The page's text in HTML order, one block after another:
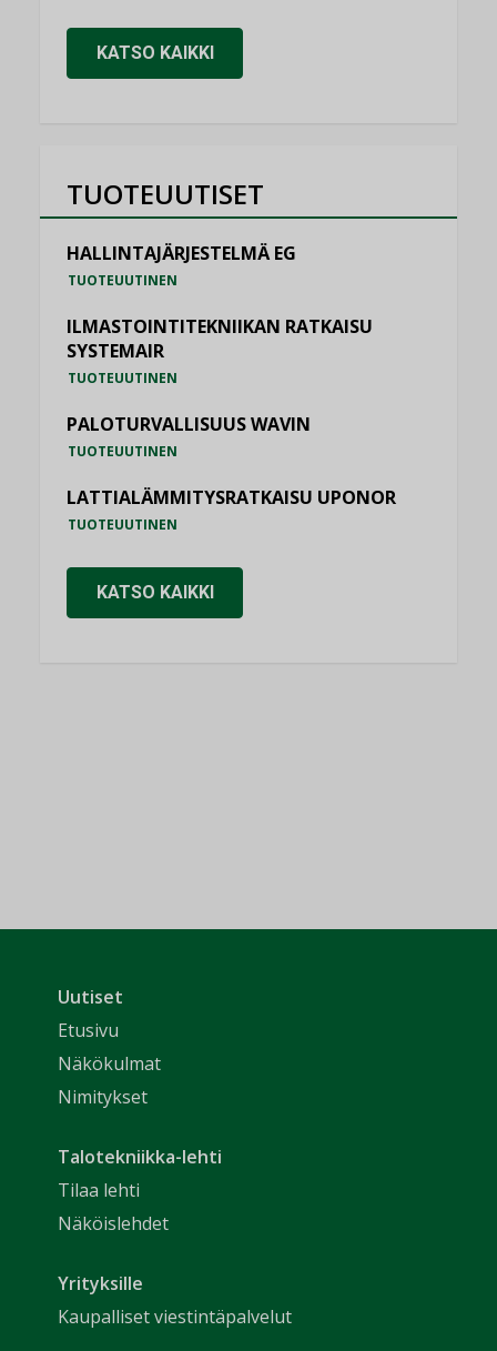
KATSO KAIKKI
TUOTEUUTISET
HALLINTAJÄRJESTELMÄ EG
TUOTEUUTINEN
ILMASTOINTITEKNIIKAN RATKAISU
SYSTEMAIR
TUOTEUUTINEN
PALOTURVALLISUUS WAVIN
TUOTEUUTINEN
LATTIALÄMMITYSRATKAISU UPONOR
TUOTEUUTINEN
KATSO KAIKKI
Uutiset
Etusivu
Näkökulmat
Nimitykset
Talotekniikka-lehti
Tilaa lehti
Näköislehdet
Yrityksille
Kaupalliset viestintäpalvelut